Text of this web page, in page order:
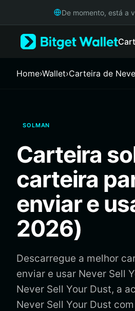
Русский
Italiano
繁體中文
Bahasa Indonesia
ภาษาไทย
Español
Português (Brasil)
Español (Argentina)
De momento, está a
Home›Wallet›Carteira de
SOLMAN
Carteira
carteira
enviar e
2026)
Descarregue a melhor
enviar e usar Never Sell
Never Sell Your Dust, a
Never Sell Your Dust